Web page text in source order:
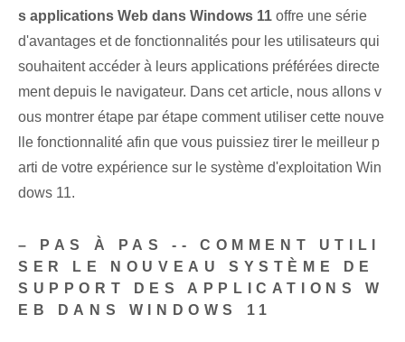
s applications Web dans Windows 11 offre une série
d'avantages et de fonctionnalités pour les utilisateurs qui
souhaitent accéder à leurs applications préférées directe
ment depuis le navigateur. Dans cet article, nous allons v
ous montrer étape par étape comment utiliser cette nouve
lle fonctionnalité afin que vous puissiez tirer le meilleur p
arti de votre expérience sur le système d'exploitation Win
dows 11.
– PAS À PAS -- COMMENT UTILI
SER LE NOUVEAU SYSTÈME DE
SUPPORT DES APPLICATIONS W
EB DANS WINDOWS 11